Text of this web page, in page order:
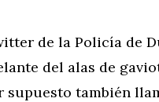
de la Policía de
del alas de
también